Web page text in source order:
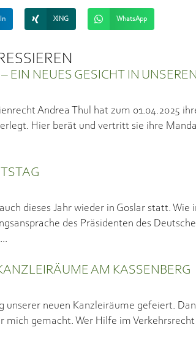
XING WhatsApp
EIN NEUES GESICHT IN
Andrea Thul hat zum 01.04.2025
Hier berät und vertritt sie ihre
dieses Jahr wieder in Goslar statt.
des Präsidenten des
AM KASSENBERG
unserer neuen Kanzleiräume gefeiert.
mich gemacht. Wer Hilfe im